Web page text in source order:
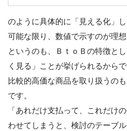
のように具体的に「見える化」し
可能な限り、数値で示すのが理想
というのも、ＢｔｏＢの特徴と
く見る」ことが挙げられるからで
比較的高価な商品を取り扱うの
です。
「あれだけ支払って、これだけ
わせてしまうと、検討のテーブル